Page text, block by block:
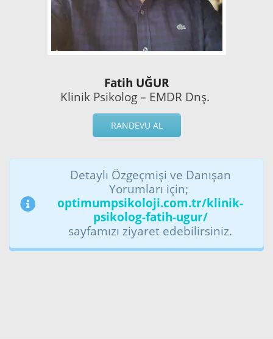
Fatih UĞUR
Klinik Psikolog – EMDR Dnş.
RANDEVU AL
Detaylı Özgeçmişi ve Danışan
Yorumları için;
optimumpsikoloji.com.tr/klinik-
psikolog-fatih-ugur/
sayfamızı ziyaret edebilirsiniz.